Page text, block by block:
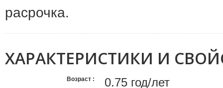
расрочка.
ХАРАКТЕРИСТИКИ И
Возраст 0.75 год/лет